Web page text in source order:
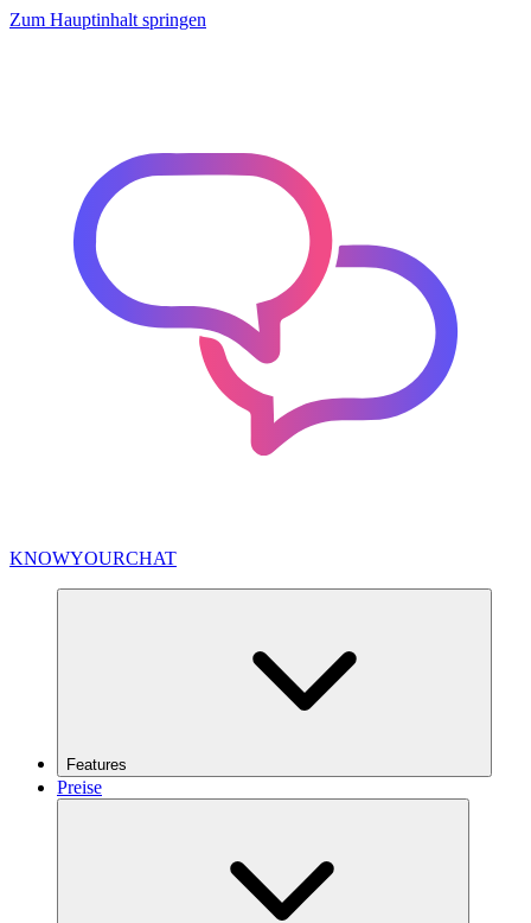
Zum Hauptinhalt springen
KNOWYOURCHAT
Features
Preise